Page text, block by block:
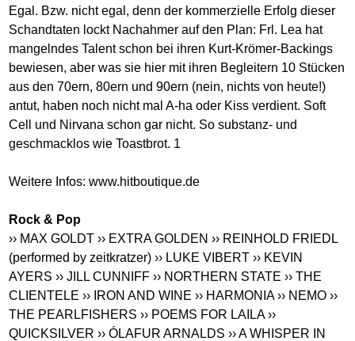
Egal. Bzw. nicht egal, denn der kommerzielle Erfolg dieser
Schandtaten lockt Nachahmer auf den Plan: Frl. Lea hat
mangelndes Talent schon bei ihren Kurt-Krömer-Backings
bewiesen, aber was sie hier mit ihren Begleitern 10 Stücken
aus den 70ern, 80ern und 90ern (nein, nichts von heute!)
antut, haben noch nicht mal A-ha oder Kiss verdient. Soft
Cell und Nirvana schon gar nicht. So substanz- und
geschmacklos wie Toastbrot. 1
Weitere Infos:www.hitboutique.de
Rock & Pop
›› MAX GOLDT ›› EXTRA GOLDEN ›› REINHOLD FRIEDL
(performed by zeitkratzer) ›› LUKE VIBERT ›› KEVIN
AYERS ›› JILL CUNNIFF ›› NORTHERN STATE ›› THE
CLIENTELE ›› IRON AND WINE ›› HARMONIA ›› NEMO ››
THE PEARLFISHERS ›› POEMS FOR LAILA ››
QUICKSILVER ›› ÓLAFUR ARNALDS ›› A WHISPER IN